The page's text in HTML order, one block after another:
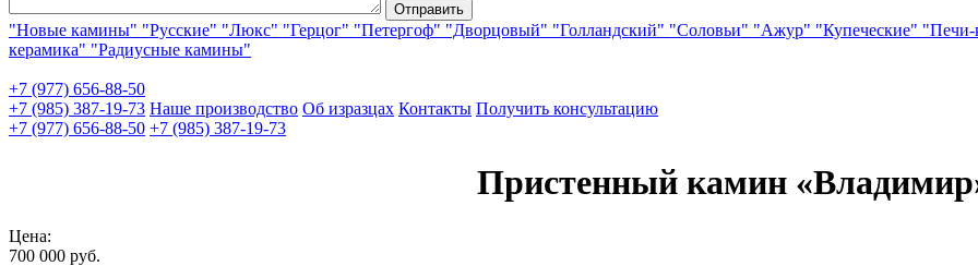
"Новые камины" "Русские" "Люкс" "Герцог" "Петергоф" "Дворцовый" "Голландский" "Соловьи" "Ажур" "Купеческие"
керамика" "Радиусные камины"
+7 (977) 656-88-50
+7 (985) 387-19-73 Наше производство Об изразцах Контакты Получить консультацию
+7 (977) 656-88-50 +7 (985) 387-19-73
Пристенный камин
Цена:
700 000 руб.